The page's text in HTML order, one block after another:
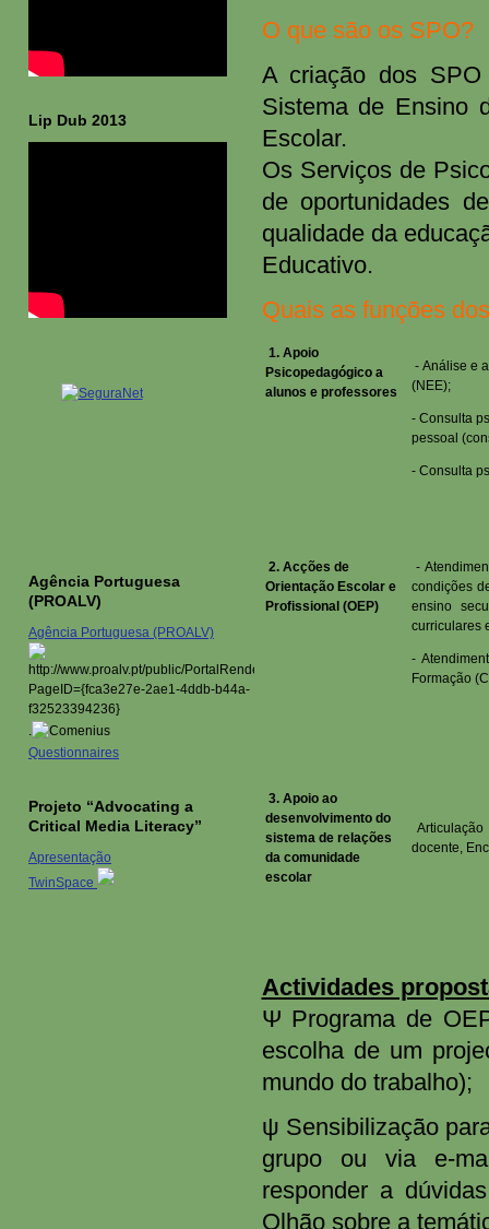
O que são os SPO?
A criação dos
Sistema de Ensino
Escolar.
Os Serviços de
de oportunidades
qualidade da
Educativo.
Quais as funções
1. Apoio
Psicopedagógico a
alunos e professores
- Análise e
(NEE);
- Consulta
pessoal
- Consulta
2. Acções de
Orientação Escolar e
Profissional (OEP)
-
condições
ensino
curriculares
-
Formação
3. Apoio ao
desenvolvimento do
sistema de relações
da comunidade
escolar
docente,
Actividades
Ψ Programa de
escolha de um
mundo do trabalho);
ψ Sensibilização
grupo ou via e-
responder a
Olhão sobre a
Lip Dub 2013
Agência Portuguesa
(PROALV)
Agência Portuguesa (PROALV)
.
Questionnaires
Projeto “Advocating a
Critical Media Literacy”
Apresentação
TwinSpace